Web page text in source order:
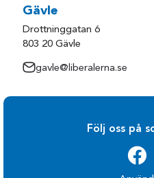
Gävle
Drottninggatan 6
803 20 Gävle
gavle@liberalerna.se
Följ oss på